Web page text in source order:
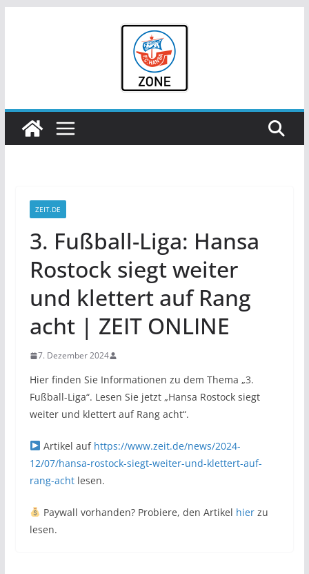
ZEIT.DE
3. Fußball-Liga: Hansa
Rostock siegt weiter
und klettert auf Rang
acht | ZEIT ONLINE
7. Dezember 2024
Hier finden Sie Informationen zu dem Thema „3.
Fußball-Liga“. Lesen Sie jetzt „Hansa Rostock siegt
weiter und klettert auf Rang acht“.
Artikel auf https://www.zeit.de/news/2024-
12/07/hansa-rostock-siegt-weiter-und-klettert-auf-
rang-achtlesen.
Paywall vorhanden? Probiere, den Artikel hierzu
lesen.